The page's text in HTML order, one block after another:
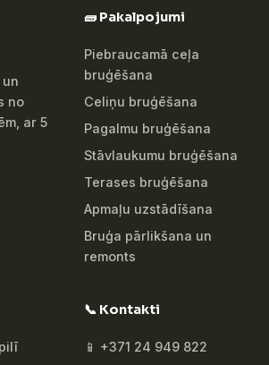
no
ar 5
🧱 Pakalpojumi
Piebraucamā ceļa
bruģēšana
Celiņu bruģēšana
Pagalmu bruģēšana
Stāvlaukumu bruģēšana
Terases bruģēšana
Apmaļu uzstādīšana
Bruģa pārlikšana un
remonts
📞 Kontakti
📱 +371 24 949 822